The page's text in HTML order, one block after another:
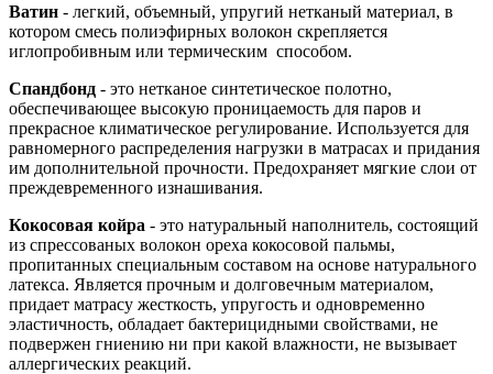
Ватин - легкий, объемный, упругий нетканый материал, в
котором смесь полиэфирных волокон скрепляется
иглопробивным или термическим способом.
Спандбонд - это нетканое синтетическое полотно,
обеспечивающее высокую проницаемость для паров и
прекрасное климатическое регулирование. Используется для
равномерного распределения нагрузки в матрасах и придания
им дополнительной прочности. Предохраняет мягкие слои от
преждевременного изнашивания.
Кокосовая койра - это натуральный наполнитель, состоящий
из спрессованых волокон ореха кокосовой пальмы,
пропитанных специальным составом на основе натурального
латекса. Является прочным и долговечным материалом,
придает матрасу жесткость, упругость и одновременно
эластичность, обладает бактерицидными свойствами, не
подвержен гниению ни при какой влажности, не вызывает
аллергических реакций.